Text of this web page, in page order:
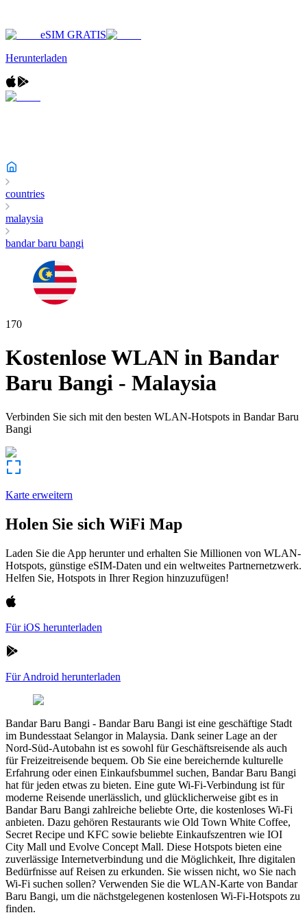
eSIM GRATIS
Herunterladen
countries
malaysia
bandar baru bangi
170
Kostenlose WLAN in Bandar
Baru Bangi - Malaysia
Verbinden Sie sich mit den besten WLAN-Hotspots in Bandar Baru
Bangi
Karte erweitern
Holen Sie sich WiFi Map
Laden Sie die App herunter und erhalten Sie Millionen von WLAN-
Hotspots, günstige eSIM-Daten und ein weltweites Partnernetzwerk.
Helfen Sie, Hotspots in Ihrer Region hinzuzufügen!
Für iOS herunterladen
Für Android herunterladen
Bandar Baru Bangi - Bandar Baru Bangi ist eine geschäftige Stadt
im Bundesstaat Selangor in Malaysia. Dank seiner Lage an der
Nord-Süd-Autobahn ist es sowohl für Geschäftsreisende als auch
für Freizeitreisende bequem. Ob Sie eine bereichernde kulturelle
Erfahrung oder einen Einkaufsbummel suchen, Bandar Baru Bangi
hat für jeden etwas zu bieten. Eine gute Wi-Fi-Verbindung ist für
moderne Reisende unerlässlich, und glücklicherweise gibt es in
Bandar Baru Bangi zahlreiche beliebte Orte, die kostenloses Wi-Fi
anbieten. Dazu gehören Restaurants wie Old Town White Coffee,
Secret Recipe und KFC sowie beliebte Einkaufszentren wie IOI
City Mall und Evolve Concept Mall. Diese Hotspots bieten eine
zuverlässige Internetverbindung und die Möglichkeit, Ihre digitalen
Bedürfnisse auf Reisen zu erkunden. Sie wissen nicht, wo Sie nach
Wi-Fi suchen sollen? Verwenden Sie die WLAN-Karte von Bandar
Baru Bangi, um die nächstgelegenen kostenlosen Wi-Fi-Hotspots zu
finden.